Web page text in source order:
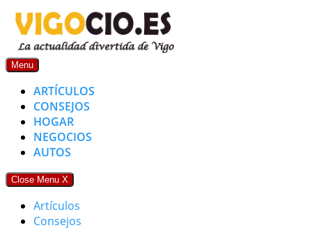
Skip
content
Menu
ARTÍCULOS
CONSEJOS
HOGAR
NEGOCIOS
AUTOS
Close Menu X
Artículos
Consejos